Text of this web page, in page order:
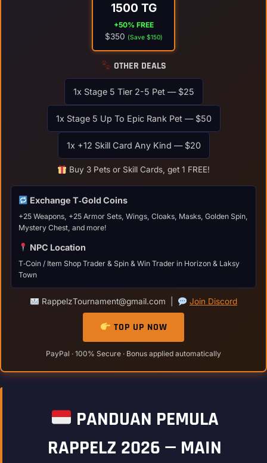
1500 TG
+50% FREE
$350 (Save $150)
OTHER DEALS
1x Stage 5 Tier 2-5 Pet — $25
1x Stage 5 Up To Epic Rank Pet — $50
1x +12 Skill Card Any Kind — $20
Buy 3 Pets or Skill Cards, get 1 FREE!
Exchange T‑Gold Coins
+25 Weapons, +25 Armor Sets, Wings, Cloaks, Masks, Golden Spin,
Mystery Chest, and more!
NPC Location
T‑Coin / Item Shop Trader & Spin & Win Trader in Horizon & Laksy
Town
RappelzTournament@gmail.com | Join Discord
TOP UP NOW
PayPal · 100% Secure · Bonus applied automatically
PANDUAN PEMULA
RAPPELZ 2026 — MAIN